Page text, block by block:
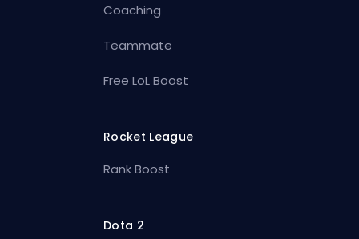
Coaching
Teammate
Free LoL Boost
Rocket League
Rank Boost
Dota 2